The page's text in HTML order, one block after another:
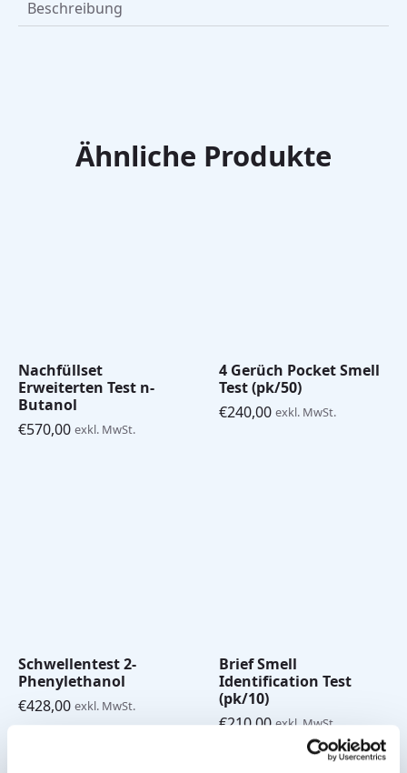
Beschreibung
Ähnliche Produkte
Nachfüllset
Erweiterten Test n-
Butanol
€570,00 exkl. MwSt.
4 Gerüch Pocket Smell
Test (pk/50)
€240,00 exkl. MwSt.
Schwellentest 2-
Phenylethanol
€428,00 exkl. MwSt.
Brief Smell
Identification Test
(pk/10)
€210,00 exkl. MwSt.